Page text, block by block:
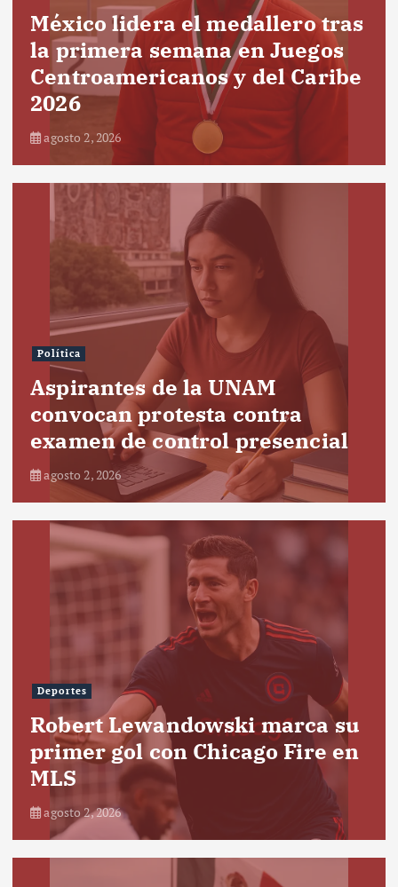
México lidera el medallero tras
la primera semana en Juegos
Centroamericanos y del Caribe
2026
agosto 2, 2026
Política
Aspirantes de la UNAM
convocan protesta contra
examen de control presencial
agosto 2, 2026
Deportes
Robert Lewandowski marca su
primer gol con Chicago Fire en
MLS
agosto 2, 2026